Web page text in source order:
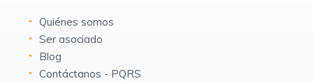
Quiénes somos
Ser asociado
Blog
Contáctanos - PQRS